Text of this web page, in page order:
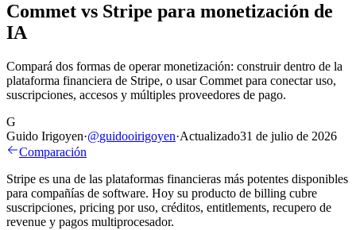
Commet vs Stripe para monetización de
IA
Compará dos formas de operar monetización: construir dentro de la
plataforma financiera de Stripe, o usar Commet para conectar uso,
suscripciones, accesos y múltiples proveedores de pago.
G
Guido Irigoyen·@guidooirigoyen·Actualizado31 de julio de 2026
Comparación
Stripe es una de las plataformas financieras más potentes disponibles
para compañías de software. Hoy su producto de billing cubre
suscripciones, pricing por uso, créditos, entitlements, recupero de
revenue y pagos multiprocesador.